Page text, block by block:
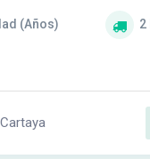
(Años) 2